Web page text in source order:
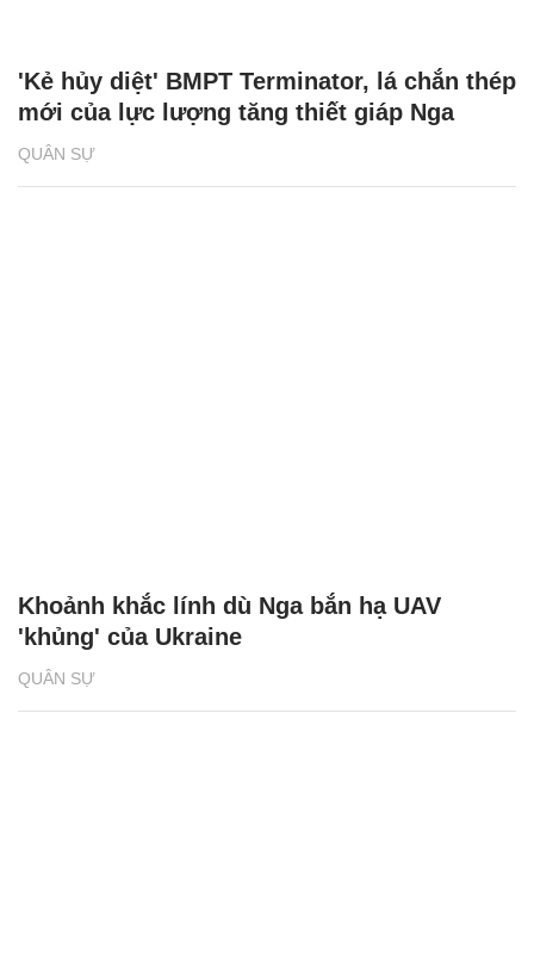
QUÂN SỰ
'Kẻ hủy diệt' BMPT Terminator, lá chắn thép
mới của lực lượng tăng thiết giáp Nga
QUÂN SỰ
Khoảnh khắc lính dù Nga bắn hạ UAV
'khủng' của Ukraine